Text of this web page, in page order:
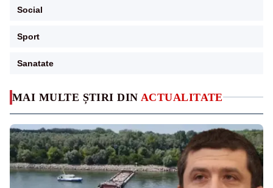
MAI MULTE ȘTIRI DIN ACTUALITATE
Social
Sport
Sanatate